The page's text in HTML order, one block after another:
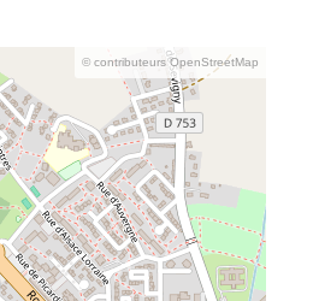
© contributeurs OpenStreetMap